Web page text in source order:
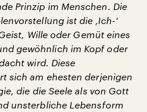
Prinzip im Menschen. Die
ist die ‚Ich-‘
Wille oder Gemüt eines
gewöhnlich im Kopf oder
wird. Diese
sich am ehesten derjenigen
die die Seele als von Gott
unsterbliche Lebensform